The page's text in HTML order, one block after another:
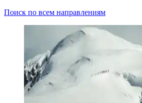
Поиск по всем направлениям